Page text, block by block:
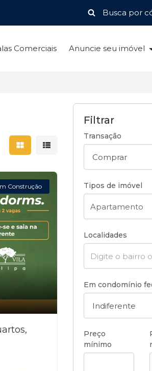
Comerciais Anuncie seu imóvel
Mostrar resultados em grade
Mostrar resultados em lista
Construção
Filtrar
Transação
Tipos de imóvel
Localidades
Em condomínio
Preço
mínimo